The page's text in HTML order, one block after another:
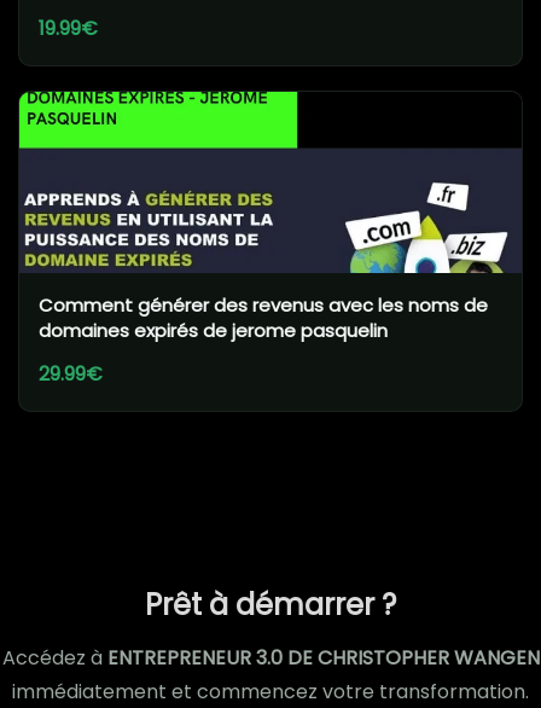
19.99€
Comment générer des revenus avec les noms de
domaines expirés de jerome pasquelin
29.99€
Prêt à démarrer ?
Accédez à ENTREPRENEUR 3.0 DE CHRISTOPHER WANGEN
immédiatement et commencez votre transformation.